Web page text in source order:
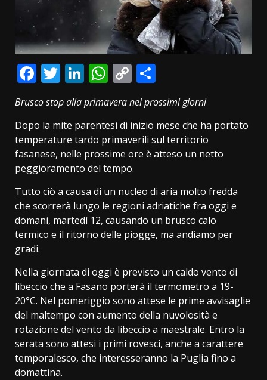
Facebook
Twitter
LinkedIn
WhatsApp
Copy
Link
Brusco stop alla primavera nei prossimi giorni
Dopo la mite parentesi di inizio mese che ha portato
temperature tardo primaverili sul territorio
fasanese, nelle prossime ore è atteso un netto
peggioramento del tempo.
Tutto ciò a causa di un nucleo di aria molto fredda
che scorrerà lungo le regioni adriatiche fra oggi e
domani, martedì 12, causando un brusco calo
termico e il ritorno delle piogge, ma andiamo per
gradi.
Nella giornata di oggi è previsto un caldo vento di
libeccio che a Fasano porterà il termometro a 19-
20°C. Nel pomeriggio sono attese le prime avvisaglie
del maltempo con aumento della nuvolosità e
rotazione del vento da libeccio a maestrale. Entro la
serata sono attesi i primi rovesci, anche a carattere
temporalesco, che interesseranno la Puglia fino a
domattina.